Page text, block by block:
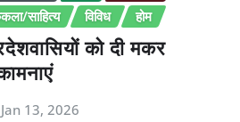
साहित्य विविध होम
को दी मकर
Jan 13, 2026